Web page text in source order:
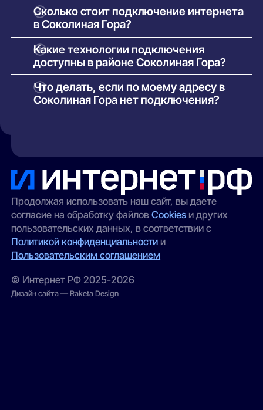
Просто введите точный адрес (улицу и номер
дома) в поиске на нашем сайте. Система
покажет полный список доступных интернет-
провайдеров и тарифов с указанием скорости,
стоимости, наличия ТВ и условий подключения.
Сколько стоит подключение интернета
в Соколиная Гора?
У большинства операторов базовое
подключение проводится бесплатно.
Оплачивается только выбранный тариф и, при
необходимости, аренда или покупка
оборудования. Точные условия указаны в
карточке каждого предложения.
Какие технологии подключения
доступны в районе Соколиная Гора?
В зависимости от здания и инфраструктуры
провайдеров могут быть доступны:
оптоволоконный интернет (FTTH/GPON);
особенно актуален для частных домов и
удалённых участков.
Что делать, если по моему адресу в
Соколиная Гора нет подключения?
оставить заявку через наш сайт — мы
передадим её провайдерам;
выбрать альтернативный вариант
(например, беспроводной интернет);
проверить соседние адреса — иногда
сеть проведена в соседнем корпусе.
Продолжая использовать наш сайт, вы даете
согласие на обработку файловCookies и других
пользовательских данных, в соответствии с
Политикой конфиденциальности и
Пользовательским соглашением
© Интернет РФ 2025-2026
Дизайн сайта — Raketa Design